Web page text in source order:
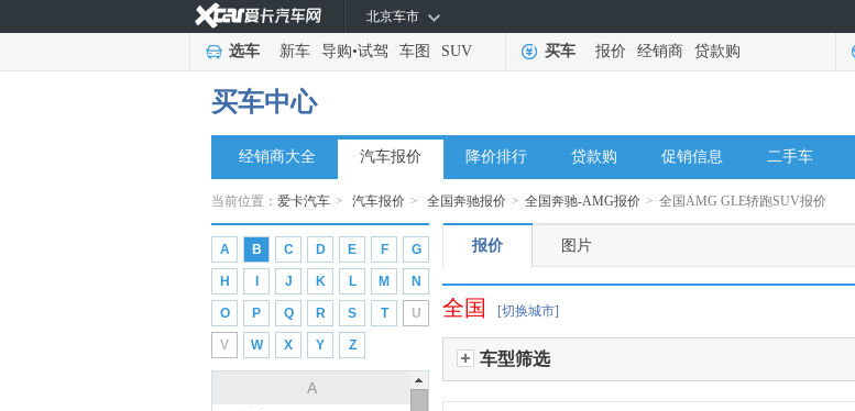
北京车市
选车 新车 导购•试驾 车图 SUV 买车 报价 经销商 贷款购
买车中心
经销商大全 汽车报价 降价排行 贷款购 促销信息 二手车
当前位置： 爱卡汽车 > 汽车报价 > 全国奔驰报价 > 全国奔驰-AMG报价 > 全国AMG GLE轿跑SUV报价
A B C D E F G
H J K L M N
O P Q R S T U
V W X Y Z
A
报价 图片
全国 [切换城市]
车型筛选